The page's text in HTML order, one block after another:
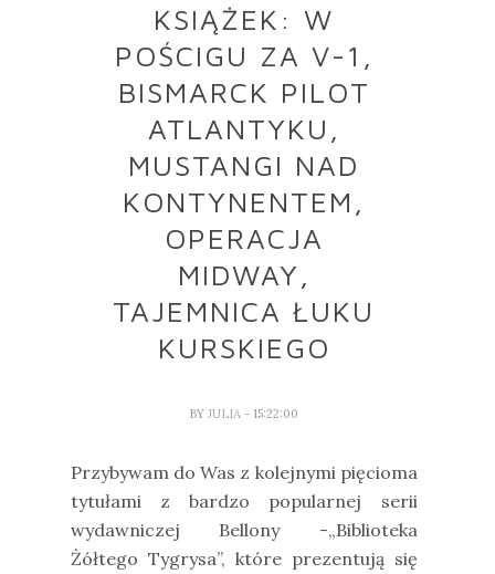
KSIĄŻEK: W
POŚCIGU ZA V-1,
BISMARCK PILOT
ATLANTYKU,
MUSTANGI NAD
KONTYNENTEM,
OPERACJA
MIDWAY,
TAJEMNICA ŁUKU
KURSKIEGO
BYJULIA - 15:22:00
Przybywam do Was z kolejnymi pięcioma
tytułami z bardzo popularnej serii
wydawniczej Bellony -„Biblioteka
Żółtego Tygrysa”, które prezentują się